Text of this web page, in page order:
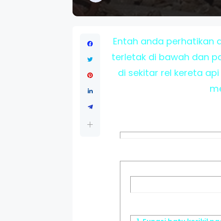
Entah anda perhatikan
terletak di bawah dan
di sekitar rel kereta